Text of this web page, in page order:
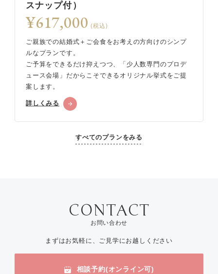
スナップ付）
¥617,000 (税込)
ご親族での結婚式＋ご会食をお考えの方向けのシンプ
ルなプランです。
ご予算をできるだけ抑えつつ、「少人数専門のプロデ
ュース会場」だからこそできるオリジナル挙式をご提
案します。
詳しくみる
すべてのプランをみる
お問い合わせ
まずはお気軽に、ご見学にお越しください
相談予約(オンライン可)